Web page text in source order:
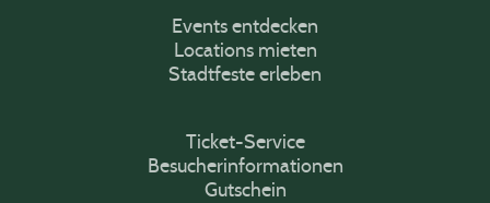
Events entdecken
Locations mieten
Stadtfeste erleben
Ticket-Service
Besucherinformationen
Gutschein